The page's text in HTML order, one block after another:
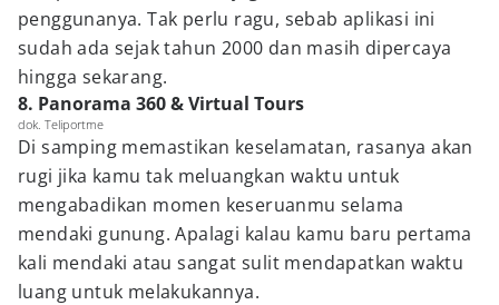
penggunanya. Tak perlu ragu, sebab aplikasi ini
sudah ada sejak tahun 2000 dan masih dipercaya
hingga sekarang.
8. Panorama 360 & Virtual Tours
dok. Teliportme
Di samping memastikan keselamatan, rasanya akan
rugi jika kamu tak meluangkan waktu untuk
mengabadikan momen keseruanmu selama
mendaki gunung. Apalagi kalau kamu baru pertama
kali mendaki atau sangat sulit mendapatkan waktu
luang untuk melakukannya.